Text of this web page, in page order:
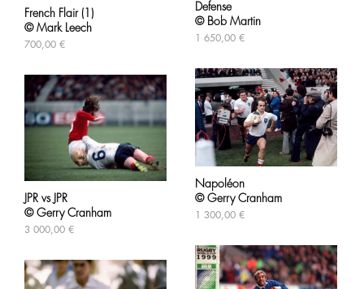
Defense
© Bob Martin
1 650,00 €
French Flair (1)
© Mark Leech
700,00 €
Napoléon
© Gerry Cranham
1 300,00 €
JPR vs JPR
© Gerry Cranham
3 000,00 €